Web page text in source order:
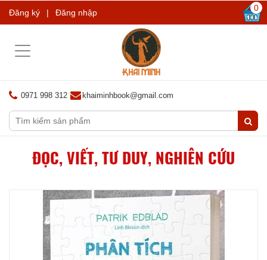
Đăng ký | Đăng nhập 0
Toggle
0971 998 312 khaiminhbook@gmail.com
ĐỌC, VIẾT, TƯ DUY, NGHIÊN CỨU